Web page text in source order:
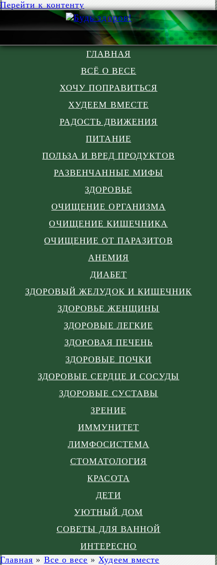
Перейти к контенту
ГЛАВНАЯ
ВСЁ О ВЕСЕ
ХОЧУ ПОПРАВИТЬСЯ
ХУДЕЕМ ВМЕСТЕ
РАДОСТЬ ДВИЖЕНИЯ
ПИТАНИЕ
ПОЛЬЗА И ВРЕД ПРОДУКТОВ
РАЗВЕНЧАННЫЕ МИФЫ
ЗДОРОВЬЕ
ОЧИЩЕНИЕ ОРГАНИЗМА
ОЧИЩЕНИЕ КИШЕЧНИКА
ОЧИЩЕНИЕ ОТ ПАРАЗИТОВ
АНЕМИЯ
ДИАБЕТ
ЗДОРОВЫЙ ЖЕЛУДОК И КИШЕЧНИК
ЗДОРОВЬЕ ЖЕНЩИНЫ
ЗДОРОВЫЕ ЛЕГКИЕ
ЗДОРОВАЯ ПЕЧЕНЬ
ЗДОРОВЫЕ ПОЧКИ
ЗДОРОВЫЕ СЕРДЦЕ И СОСУДЫ
ЗДОРОВЫЕ СУСТАВЫ
ЗРЕНИЕ
ИММУНИТЕТ
ЛИМФОСИСТЕМА
СТОМАТОЛОГИЯ
КРАСОТА
ДЕТИ
УЮТНЫЙ ДОМ
СОВЕТЫ ДЛЯ ВАННОЙ
ИНТЕРЕСНО
Главная » Все о весе » Худеем вместе